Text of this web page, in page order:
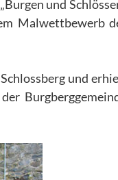
und
Malwettbewerb
und